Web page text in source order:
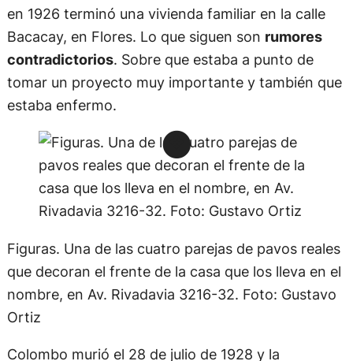
en 1926 terminó una vivienda familiar en la calle
Bacacay, en Flores. Lo que siguen son rumores
contradictorios. Sobre que estaba a punto de
tomar un proyecto muy importante y también que
estaba enfermo.
Figuras. Una de las cuatro parejas de pavos reales
que decoran el frente de la casa que los lleva en el
nombre, en Av. Rivadavia 3216-32. Foto: Gustavo
Ortiz
Colombo murió el 28 de julio de 1928 y la